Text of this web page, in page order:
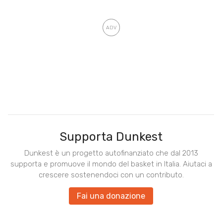
Supporta Dunkest
Dunkest è un progetto autofinanziato che dal 2013
supporta e promuove il mondo del basket in Italia. Aiutaci a
crescere sostenendoci con un contributo.
Fai una donazione